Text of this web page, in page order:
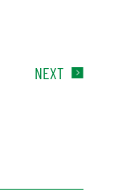
NEXT